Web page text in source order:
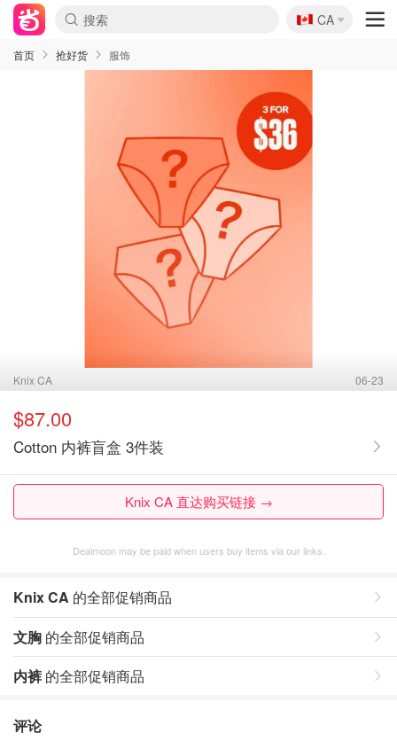
🇨🇦
CA
首页 抢好货 服饰
Knix CA 06-23
$87.00
Cotton 内裤盲盒 3件装
Knix CA 直达购买链接 →
Dealmoon may be paid when users buy items via our links.
Knix CA 的全部促销商品
文胸 的全部促销商品
内裤 的全部促销商品
评论